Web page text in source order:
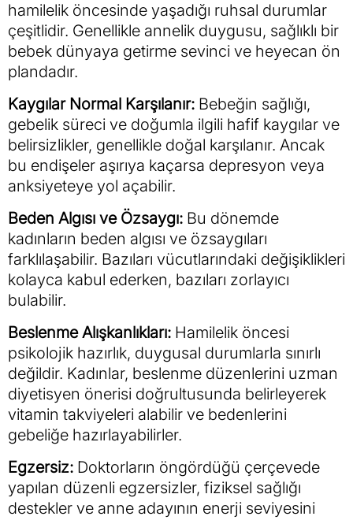
hamilelik öncesinde yaşadığı ruhsal durumlar
çeşitlidir. Genellikle annelik duygusu, sağlıklı bir
bebek dünyaya getirme sevinci ve heyecan ön
plandadır.
Kaygılar Normal Karşılanır: Bebeğin sağlığı,
gebelik süreci ve doğumla ilgili hafif kaygılar ve
belirsizlikler, genellikle doğal karşılanır. Ancak
bu endişeler aşırıya kaçarsa depresyon veya
anksiyeteye yol açabilir.
Beden Algısı ve Özsaygı: Bu dönemde
kadınların beden algısı ve özsaygıları
farklılaşabilir. Bazıları vücutlarındaki değişiklikleri
kolayca kabul ederken, bazıları zorlayıcı
bulabilir.
Beslenme Alışkanlıkları: Hamilelik öncesi
psikolojik hazırlık, duygusal durumlarla sınırlı
değildir. Kadınlar, beslenme düzenlerini uzman
diyetisyen önerisi doğrultusunda belirleyerek
vitamin takviyeleri alabilir ve bedenlerini
gebeliğe hazırlayabilirler.
Egzersiz: Doktorların öngördüğü çerçevede
yapılan düzenli egzersizler, fiziksel sağlığı
destekler ve anne adayının enerji seviyesini